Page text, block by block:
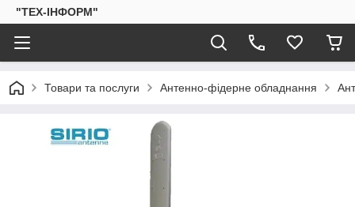
"ТЕХ-ІНФОРМ"
Товари та послуги Антенно-фідерне обладнання